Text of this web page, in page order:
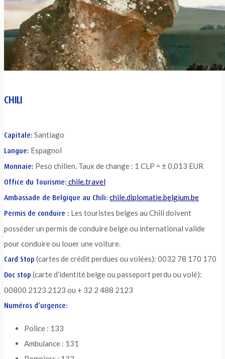
CHILI
Capitale: Santiago
Langue: Espagnol
Monnaie: Peso chilien. Taux de change : 1 CLP = ± 0,013 EUR
Office du Tourisme: chile.travel
Ambassade de Belgique au Chili: chile.diplomatie.belgium.be
Permis de conduire : Les touristes belges au Chili doivent
posséder un permis de conduire belge ou international valide
pour conduire ou louer une voiture.
Card Stop (cartes de crédit perdues ou volées): 0032 78 170 170
Doc stop (carte d’identité belge ou passeport perdu ou volé):
00800 2123 2123 ou + 32 2 488 2123
Numéros d’urgence:
Police : 133
Ambulance : 131